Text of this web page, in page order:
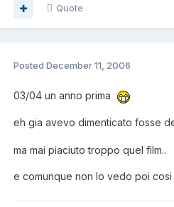
Quote
Posted December 11, 2006
03/04 un anno prima
eh gia avevo dimenticato fosse del
ma mai piaciuto troppo quel film..
e comunque non lo vedo poi